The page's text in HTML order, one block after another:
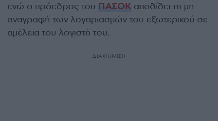
ενώ ο πρόεδρος του ΠΑΣΟΚ αποδίδει τη μη
αναγραφή των λογαριασμών του εξωτερικού σε
αμέλεια του λογιστή του.
ΔΙΑΦΗΜΙΣΗ